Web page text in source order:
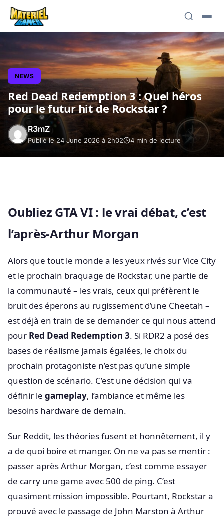
NEWS
Red Dead Redemption 3 : Quel héros
pour le futur hit de Rockstar ?
R3mZ
Publié le 24 June 2026 à 2h02 4 min de lecture
Oubliez GTA VI : le vrai débat, c’est
l’après-Arthur Morgan
Alors que tout le monde a les yeux rivés sur Vice City
et le prochain braquage de Rockstar, une partie de
la communauté – les vrais, ceux qui préfèrent le
bruit des éperons au rugissement d’une Cheetah –
est déjà en train de se demander ce qui nous attend
pour Red Dead Redemption 3. Si RDR2 a posé des
bases de réalisme jamais égalées, le choix du
prochain protagoniste n’est pas qu’une simple
question de scénario. C’est une décision qui va
définir le gameplay, l’ambiance et même les
besoins hardware de demain.
Sur Reddit, les théories fusent et honnêtement, il y
a de quoi boire et manger. On ne va pas se mentir :
passer après Arthur Morgan, c’est comme essayer
de carry une game avec 500 de ping. C’est
quasiment mission impossible. Pourtant, Rockstar a
prouvé avec le passage de John Marston à Arthur